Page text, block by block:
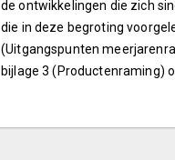
de ontwikkelingen die zich
die in deze begroting
(Uitgangspunten
bijlage 3 (Productenraming)